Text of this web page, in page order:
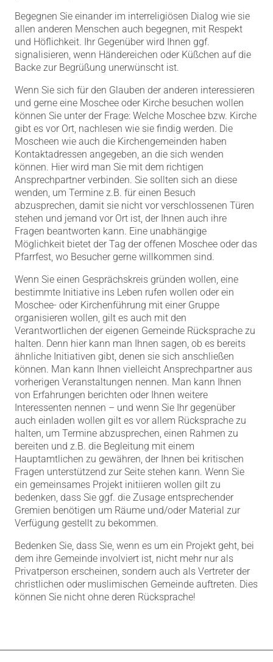
Begegnen Sie einander im interreligiösen Dialog wie sie
allen anderen Menschen auch begegnen, mit Respekt
und Höflichkeit. Ihr Gegenüber wird Ihnen ggf.
signalisieren, wenn Händereichen oder Küßchen auf die
Backe zur Begrüßung unerwünscht ist.
Wenn Sie sich für den Glauben der anderen interessieren
und gerne eine Moschee oder Kirche besuchen wollen
können Sie unter der Frage: Welche Moschee bzw. Kirche
gibt es vor Ort, nachlesen wie sie findig werden. Die
Moscheen wie auch die Kirchengemeinden haben
Kontaktadressen angegeben, an die sich wenden
können. Hier wird man Sie mit dem richtigen
Ansprechpartner verbinden. Sie sollten sich an diese
wenden, um Termine z.B. für einen Besuch
abzusprechen, damit sie nicht vor verschlossenen Türen
stehen und jemand vor Ort ist, der Ihnen auch ihre
Fragen beantworten kann. Eine unabhängige
Möglichkeit bietet der Tag der offenen Moschee oder das
Pfarrfest, wo Besucher gerne willkommen sind.
Wenn Sie einen Gesprächskreis gründen wollen, eine
bestimmte Initiative ins Leben rufen wollen oder ein
Moschee- oder Kirchenführung mit einer Gruppe
organisieren wollen, gilt es auch mit den
Verantwortlichen der eigenen Gemeinde Rücksprache zu
halten. Denn hier kann man Ihnen sagen, ob es bereits
ähnliche Initiativen gibt, denen sie sich anschließen
können. Man kann Ihnen vielleicht Ansprechpartner aus
vorherigen Veranstaltungen nennen. Man kann Ihnen
von Erfahrungen berichten oder Ihnen weitere
Interessenten nennen – und wenn Sie Ihr gegenüber
auch einladen wollen gilt es vor allem Rücksprache zu
halten, um Termine abzusprechen, einen Rahmen zu
bereiten und z.B. die Begleitung mit einem
Hauptamtlichen zu gewähren, der Ihnen bei kritischen
Fragen unterstützend zur Seite stehen kann. Wenn Sie
ein gemeinsames Projekt initiieren wollen gilt zu
bedenken, dass Sie ggf. die Zusage entsprechender
Gremien benötigen um Räume und/oder Material zur
Verfügung gestellt zu bekommen.
Bedenken Sie, dass Sie, wenn es um ein Projekt geht, bei
dem ihre Gemeinde involviert ist, nicht mehr nur als
Privatperson erscheinen, sondern auch als Vertreter der
christlichen oder muslimischen Gemeinde auftreten. Dies
können Sie nicht ohne deren Rücksprache!